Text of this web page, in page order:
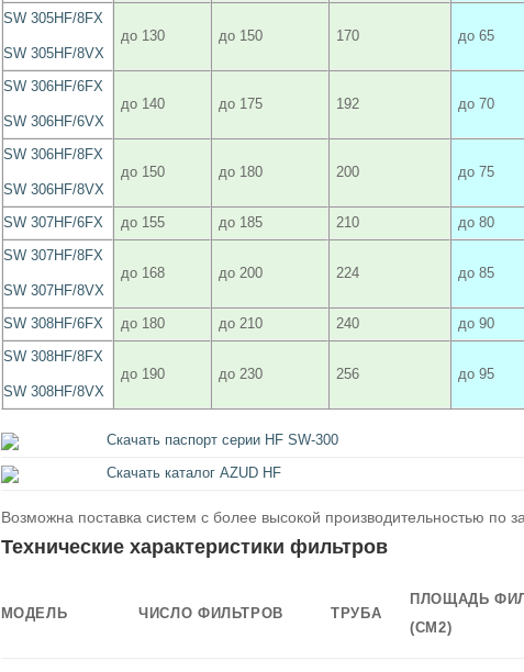
SW 305HF/8FX
SW 305HF/8VX
до 130 до 150 170 до 65
SW 306HF/6FX
SW 306HF/6VX
до 140 до 175 192 до 70
SW 306HF/8FX
SW 306HF/8VX
до 150 до 180 200 до 75
SW 307HF/6FX до 155 до 185 210 до 80
SW 307HF/8FX
SW 307HF/8VX
до 168 до 200 224 до 85
SW 308HF/6FX до 180 до 210 240 до 90
SW 308HF/8FX
SW 308HF/8VX
до 190 до 230 256 до 95
Скачать паспорт серии HF SW-300
Скачать каталог AZUD HF
Возможна поставка систем с более высокой производительностью по
Технические характеристики фильтров
МОДЕЛЬ ЧИСЛО ФИЛЬТРОВ ТРУБА
ПЛОЩАДЬ
(СМ2)